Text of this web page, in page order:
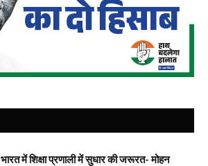
भारत में शिक्षा प्रणाली में सुधार की जरूरत- मोहन